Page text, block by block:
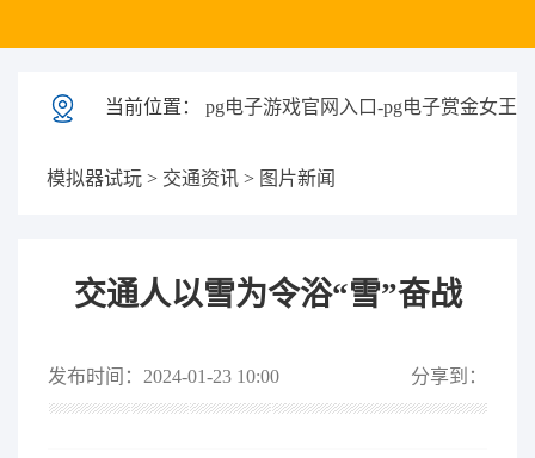
当前位置： pg电子游戏官网入口-pg电子赏金女王
模拟器试玩 > 交通资讯 > 图片新闻
交通人以雪为令浴“雪”奋战
发布时间：2024-01-23 10:00 分享到：